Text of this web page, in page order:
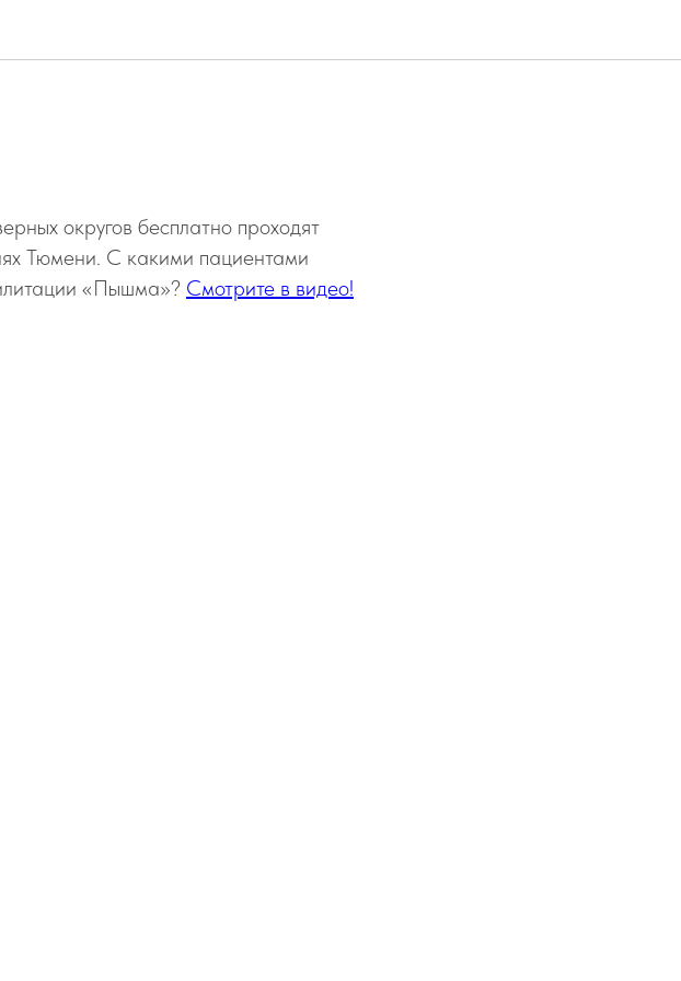
- «Пышма»
округов бесплатно проходят
Тюмени. С какими пациентами
«Пышма»? Смотрите в видео!